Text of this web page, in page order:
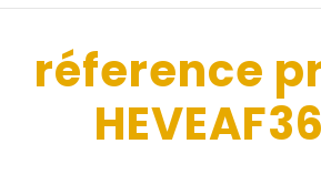
réference